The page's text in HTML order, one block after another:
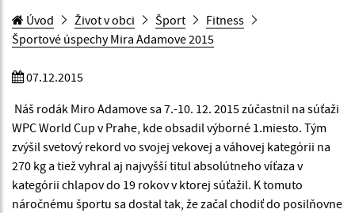
Úvod Život v obci Šport
Fitness
Športové úspechy Mira Adamove 2015
07.12.2015
Náš rodák Miro Adamove sa 7.-10. 12. 2015 zúčastnil na súťaži
WPC World Cup v Prahe, kde obsadil výborné 1.miesto. Tým
zvýšil svetový rekord vo svojej vekovej a váhovej kategórii na
270 kg a tiež vyhral aj najvyšší titul absolútneho víťaza v
kategórii chlapov do 19 rokov v ktorej súťažil. K tomuto
náročnému športu sa dostal tak, že začal chodiť do posilňovne